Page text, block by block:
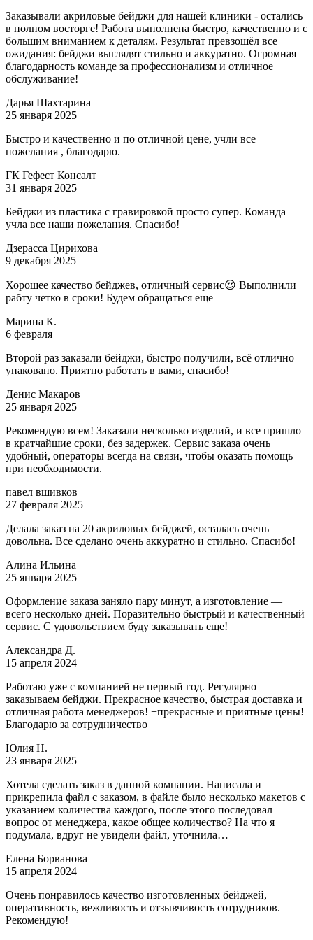
Заказывали акриловые бейджи для нашей клиники - остались
в полном восторге! Работа выполнена быстро, качественно и с
большим вниманием к деталям. Результат превзошёл все
ожидания: бейджи выглядят стильно и аккуратно. Огромная
благодарность команде за профессионализм и отличное
обслуживание!
Дарья Шахтарина
25 января 2025
Быстро и качественно и по отличной цене, учли все
пожелания , благодарю.
ГК Гефест Консалт
31 января 2025
Бейджи из пластика с гравировкой просто супер. Команда
учла все наши пожелания. Спасибо!
Дзерасса Цирихова
9 декабря 2025
Хорошее качество бейджев, отличный сервис😍 Выполнили
рабту четко в сроки! Будем обращаться еще
Марина К.
6 февраля
Второй раз заказали бейджи, быстро получили, всё отлично
упаковано. Приятно работать в вами, спасибо!
Денис Макаров
25 января 2025
Рекомендую всем! Заказали несколько изделий, и все пришло
в кратчайшие сроки, без задержек. Сервис заказа очень
удобный, операторы всегда на связи, чтобы оказать помощь
при необходимости.
павел вшивков
27 февраля 2025
Делала заказ на 20 акриловых бейджей, осталась очень
довольна. Все сделано очень аккуратно и стильно. Спасибо!
Алина Ильина
25 января 2025
Оформление заказа заняло пару минут, а изготовление —
всего несколько дней. Поразительно быстрый и качественный
сервис. С удовольствием буду заказывать еще!
Александра Д.
15 апреля 2024
Работаю уже с компанией не первый год. Регулярно
заказываем бейджи. Прекрасное качество, быстрая доставка и
отличная работа менеджеров! +прекрасные и приятные цены!
Благодарю за сотрудничество
Юлия Н.
23 января 2025
Хотела сделать заказ в данной компании. Написала и
прикрепила файл с заказом, в файле было несколько макетов с
указанием количества каждого, после этого последовал
вопрос от менеджера, какое общее количество? На что я
подумала, вдруг не увидели файл, уточнила…
Елена Борванова
15 апреля 2024
Очень понравилось качество изготовленных бейджей,
оперативность, вежливость и отзывчивость сотрудников.
Рекомендую!